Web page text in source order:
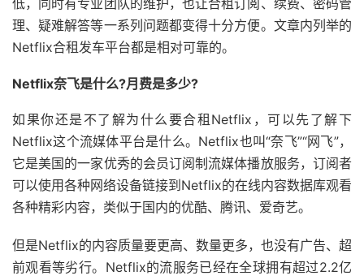
低，同时有专业团队的维护，也让合租订阅、续费、密码管
理、疑难解答等一系列问题都变得十分方便。文章内列举的
Netflix合租发车平台都是相对可靠的。
Netflix奈飞是什么?月费是多少?
如果你还是不了解为什么要合租Netflix，可以先了解下
Netflix这个流媒体平台是什么。Netflix也叫“奈飞”“网飞”，
它是美国的一家优秀的会员订阅制流媒体播放服务，订阅者
可以使用各种网络设备链接到Netflix的在线内容数据库观看
各种精彩内容，类似于国内的优酷、腾讯、爱奇艺。
但是Netflix的内容质量要更高、数量更多，也没有广告、超
前观看等劣行。Netflix的流服务已经在全球拥有超过2.2亿